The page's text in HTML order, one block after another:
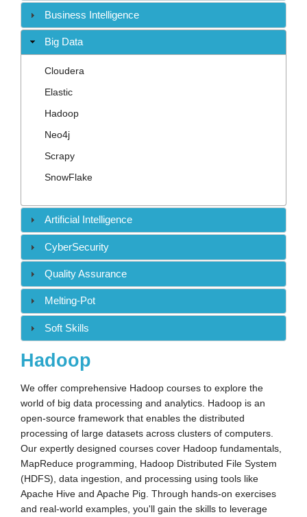
ContactBusiness Intelligence
Big Data
Cloudera
Elastic
Hadoop
Neo4j
Scrapy
SnowFlake
Artificial Intelligence
CyberSecurity
Quality Assurance
Melting-Pot
Soft Skills
Hadoop
We offer comprehensive Hadoop courses to explore the
world of big data processing and analytics. Hadoop is an
open-source framework that enables the distributed
processing of large datasets across clusters of computers.
Our expertly designed courses cover Hadoop fundamentals,
MapReduce programming, Hadoop Distributed File System
(HDFS), data ingestion, and processing using tools like
Apache Hive and Apache Pig. Through hands-on exercises
and real-world examples, you'll gain the skills to leverage